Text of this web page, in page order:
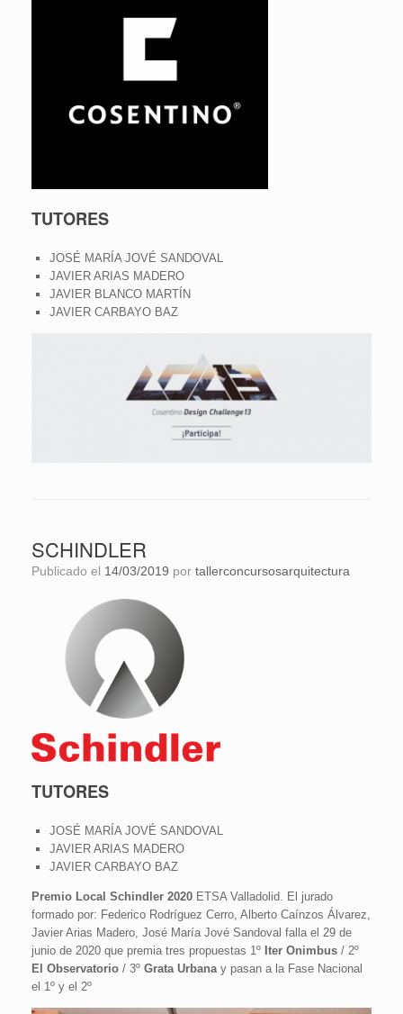
TUTORES
JOSÉ MARÍA JOVÉ SANDOVAL
JAVIER ARIAS MADERO
JAVIER BLANCO MARTÍN
JAVIER CARBAYO BAZ
SCHINDLER
Publicado el 14/03/2019 por tallerconcursosarquitectura
TUTORES
JOSÉ MARÍA JOVÉ SANDOVAL
JAVIER ARIAS MADERO
JAVIER CARBAYO BAZ
Premio Local Schindler 2020 ETSA Valladolid. El jurado
formado por: Federico Rodríguez Cerro, Alberto Caínzos Álvarez,
Javier Arias Madero, José María Jové Sandoval falla el 29 de
junio de 2020 que premia tres propuestas 1º Iter Onimbus / 2º
El Observatorio / 3º Grata Urbana y pasan a la Fase Nacional
el 1º y el 2º